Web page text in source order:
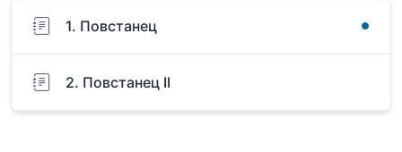
1. Повстанец
2. Повстанец II